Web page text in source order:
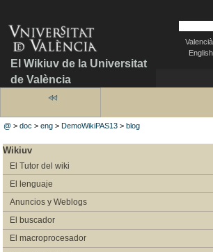
El Wikiuv de la Universitat
de València
Valencià
English
@ >doc >eng >DemoWikiPAS13 >blog
Wikiuv
El Tutor del wiki
El lenguaje
Anuncios y Weblogs
El buscador
El macroprocesador